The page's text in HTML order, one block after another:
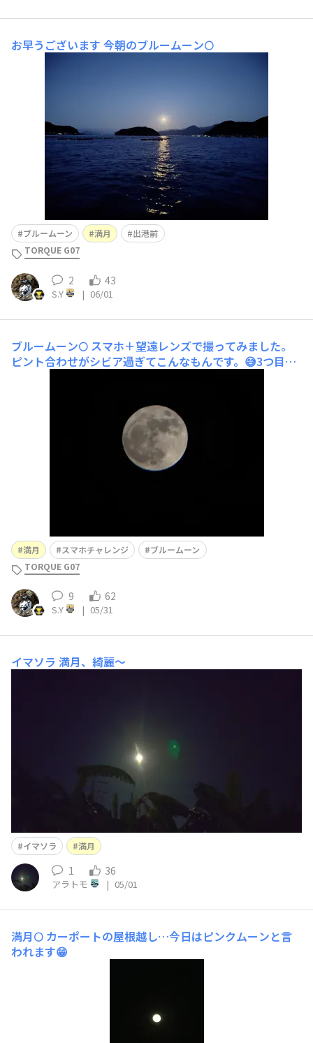
お早うございます 今朝のブルームーン🌕
ブルームーン 満月
出港前
TORQUE G07
2 43
S.Y | 06/01
ブルームーン🌕 スマホ＋望遠レンズで撮ってみました。
ピント合わせがシビア過ぎてこんなもんです。😅3つ目は
満月 スマホチャレンジ
ブルームーン
TORQUE G07
9 62
S.Y | 05/31
イマソラ 満月、綺麗〜
イマソラ 満月
1 36
アラトモ | 05/01
満月🌕️ カーポートの屋根越し…今日はピンクムーンと言
われます😁